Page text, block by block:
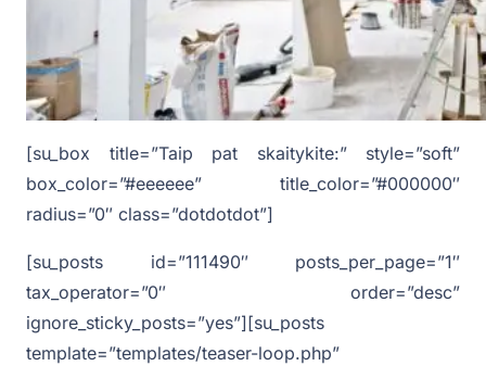
[su_box title=”Taip pat skaitykite:” style=”soft”
box_color=”#eeeeee” title_color=”#000000″
radius=”0″ class=”dotdotdot”]
[su_posts id=”111490″ posts_per_page=”1″
tax_operator=”0″ order=”desc”
ignore_sticky_posts=”yes”][su_posts
template=”templates/teaser-loop.php”